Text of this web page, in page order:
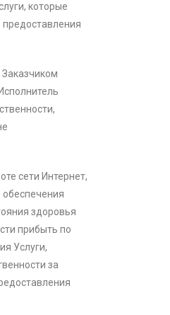
которые
предоставления
сети Интернет,
здоровья
прибыть по
Услуги,
за